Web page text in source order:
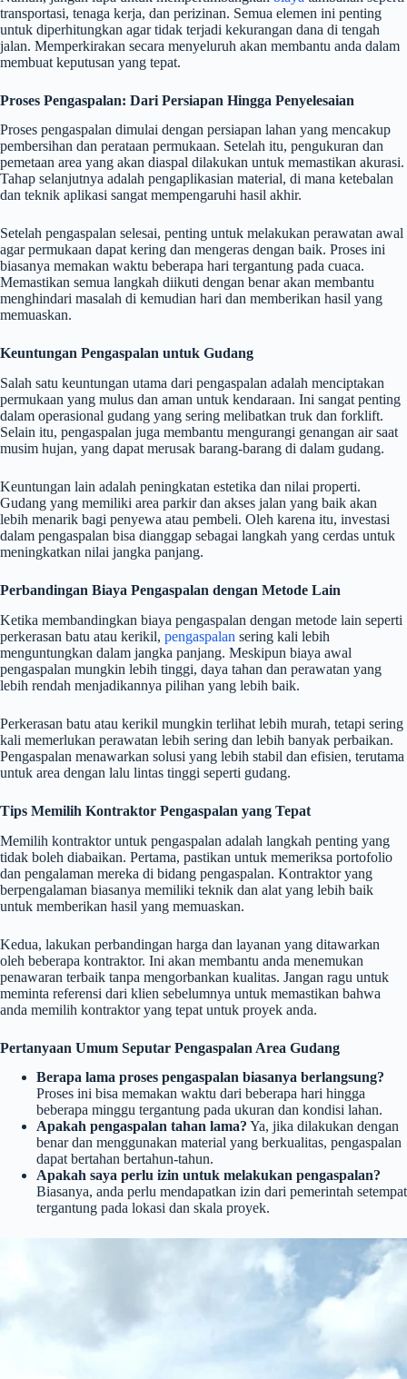
transportasi, tenaga kerja, dan perizinan. Semua elemen ini penting
untuk diperhitungkan agar tidak terjadi kekurangan dana di tengah
jalan. Memperkirakan secara menyeluruh akan membantu anda dalam
membuat keputusan yang tepat.
Proses Pengaspalan: Dari Persiapan Hingga Penyelesaian
Proses pengaspalan dimulai dengan persiapan lahan yang mencakup
pembersihan dan perataan permukaan. Setelah itu, pengukuran dan
pemetaan area yang akan diaspal dilakukan untuk memastikan akurasi.
Tahap selanjutnya adalah pengaplikasian material, di mana ketebalan
dan teknik aplikasi sangat mempengaruhi hasil akhir.
Setelah pengaspalan selesai, penting untuk melakukan perawatan awal
agar permukaan dapat kering dan mengeras dengan baik. Proses ini
biasanya memakan waktu beberapa hari tergantung pada cuaca.
Memastikan semua langkah diikuti dengan benar akan membantu
menghindari masalah di kemudian hari dan memberikan hasil yang
memuaskan.
Keuntungan Pengaspalan untuk Gudang
Salah satu keuntungan utama dari pengaspalan adalah menciptakan
permukaan yang mulus dan aman untuk kendaraan. Ini sangat penting
dalam operasional gudang yang sering melibatkan truk dan forklift.
Selain itu, pengaspalan juga membantu mengurangi genangan air saat
musim hujan, yang dapat merusak barang-barang di dalam gudang.
Keuntungan lain adalah peningkatan estetika dan nilai properti.
Gudang yang memiliki area parkir dan akses jalan yang baik akan
lebih menarik bagi penyewa atau pembeli. Oleh karena itu, investasi
dalam pengaspalan bisa dianggap sebagai langkah yang cerdas untuk
meningkatkan nilai jangka panjang.
Perbandingan Biaya Pengaspalan dengan Metode Lain
Ketika membandingkan biaya pengaspalan dengan metode lain seperti
perkerasan batu atau kerikil, pengaspalan sering kali lebih
menguntungkan dalam jangka panjang. Meskipun biaya awal
pengaspalan mungkin lebih tinggi, daya tahan dan perawatan yang
lebih rendah menjadikannya pilihan yang lebih baik.
Perkerasan batu atau kerikil mungkin terlihat lebih murah, tetapi sering
kali memerlukan perawatan lebih sering dan lebih banyak perbaikan.
Pengaspalan menawarkan solusi yang lebih stabil dan efisien, terutama
untuk area dengan lalu lintas tinggi seperti gudang.
Tips Memilih Kontraktor Pengaspalan yang Tepat
Memilih kontraktor untuk pengaspalan adalah langkah penting yang
tidak boleh diabaikan. Pertama, pastikan untuk memeriksa portofolio
dan pengalaman mereka di bidang pengaspalan. Kontraktor yang
berpengalaman biasanya memiliki teknik dan alat yang lebih baik
untuk memberikan hasil yang memuaskan.
Kedua, lakukan perbandingan harga dan layanan yang ditawarkan
oleh beberapa kontraktor. Ini akan membantu anda menemukan
penawaran terbaik tanpa mengorbankan kualitas. Jangan ragu untuk
meminta referensi dari klien sebelumnya untuk memastikan bahwa
anda memilih kontraktor yang tepat untuk proyek anda.
Pertanyaan Umum Seputar Pengaspalan Area Gudang
Berapa lama proses pengaspalan biasanya berlangsung?
Proses ini bisa memakan waktu dari beberapa hari hingga
beberapa minggu tergantung pada ukuran dan kondisi lahan.
Apakah pengaspalan tahan lama? Ya, jika dilakukan dengan
benar dan menggunakan material yang berkualitas, pengaspalan
dapat bertahan bertahun-tahun.
Apakah saya perlu izin untuk melakukan pengaspalan?
Biasanya, anda perlu mendapatkan izin dari pemerintah setempat
tergantung pada lokasi dan skala proyek.